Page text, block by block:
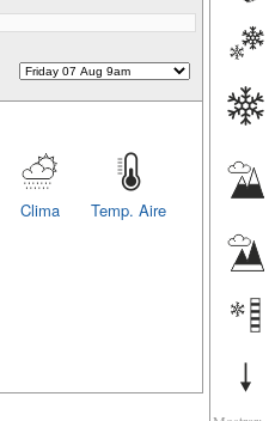
Temp. Aire
Clima